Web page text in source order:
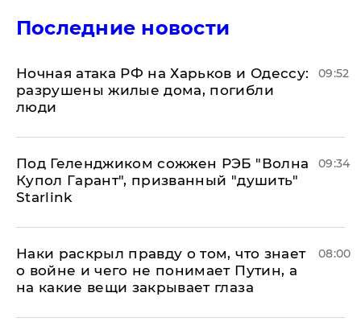
Последние новости
​Ночная атака РФ на Харьков и Одессу:
разрушены жилые дома, погибли
люди
09:52
Под Геленджиком сожжен РЭБ "Волна
Купол Гарант", призванный "душить"
Starlink
09:34
Наки раскрыл правду о том, что знает
о войне и чего не понимает Путин, а
на какие вещи закрывает глаза
08:00